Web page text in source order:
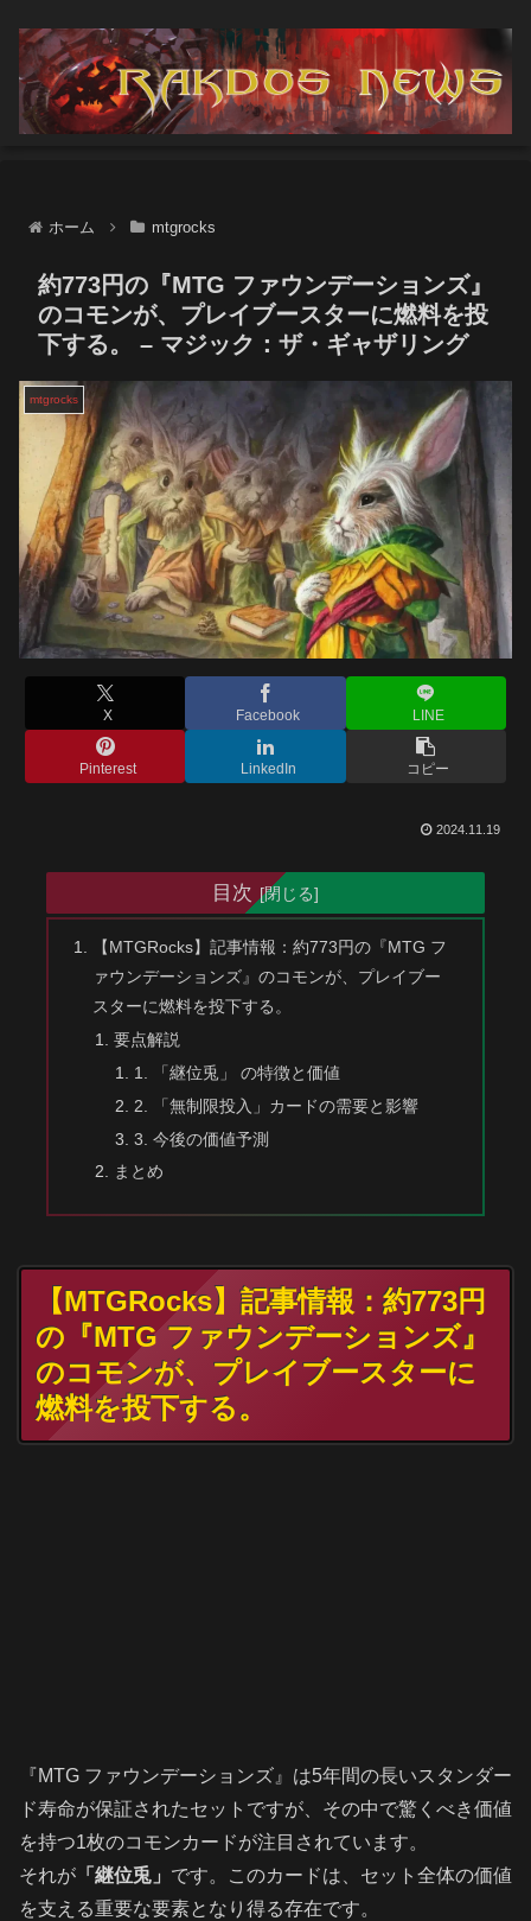
ホーム mtgrocks
約773円の『MTG ファウンデーションズ』
のコモンが、プレイブースターに燃料を投
下する。 – マジック：ザ・ギャザリング
mtgrocks
X Facebook LINE
Pinterest LinkedIn コピー
2024.11.19
目次
【MTGRocks】記事情報：約773円の『MTG フ
ァウンデーションズ』のコモンが、プレイブー
スターに燃料を投下する。
要点解説
1. 「継位兎」 の特徴と価値
2. 「無制限投入」カードの需要と影響
3. 今後の価値予測
まとめ
【MTGRocks】記事情報：約773円
の『MTG ファウンデーションズ』
のコモンが、プレイブースターに
燃料を投下する。
『MTG ファウンデーションズ』は5年間の長いスタンダー
ド寿命が保証されたセットですが、その中で驚くべき価値
を持つ1枚のコモンカードが注目されています。
それが 「継位兎」 です。このカードは、セット全体の価値
を支える重要な要素となり得る存在です。